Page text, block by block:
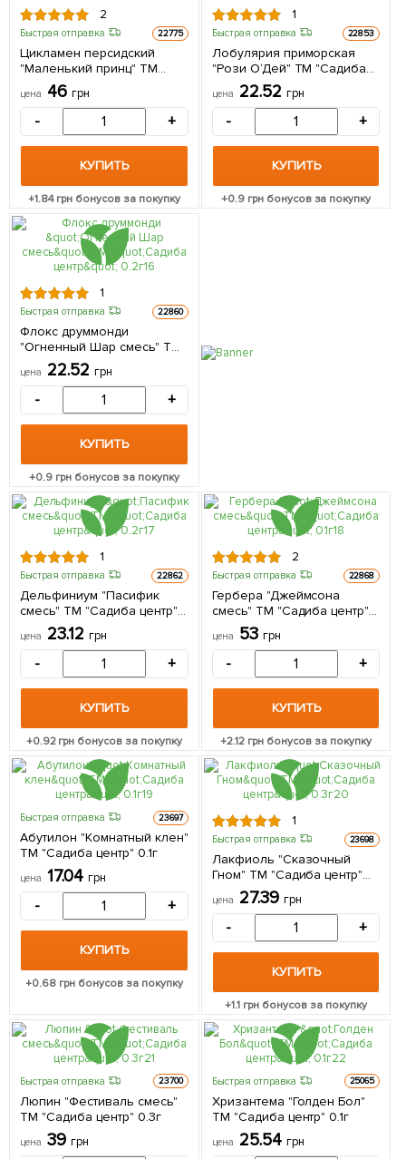
2
Быстрая отправка 22775
Цикламен персидский
"Маленький принц" ТМ
"Садиба центр" 3шт
цена 46 грн
- +
КУПИТЬ
+1.84грн бонусов за покупку
1
Быстрая отправка 22853
Лобулярия приморская
"Рози О‘Дей" ТМ "Садиба
центр" 0.1г
цена 22.52 грн
- +
КУПИТЬ
+0.9грн бонусов за покупку
1
Быстрая отправка 22860
Флокс друммонди
"Огненный Шар смесь" ТМ
"Садиба центр" 0.2г
цена 22.52 грн
- +
КУПИТЬ
+0.9 грн бонусов за покупку
1
Быстрая отправка 22862
Дельфиниум "Пасифик
смесь" ТМ "Садиба центр"
цена 23.12 грн
- +
КУПИТЬ
+0.92грн бонусов за покупку
2
Быстрая отправка 22868
Гербера "Джеймсона
смесь" ТМ "Садиба центр"
цена 53 грн
- +
КУПИТЬ
+2.12 грн бонусов за покупку
Быстрая отправка 23697
Абутилон "Комнатный клен"
ТМ "Садиба центр" 0.1г
цена 17.04 грн
- +
КУПИТЬ
+0.68 грн бонусов за покупку
1
Быстрая отправка 23698
Лакфиоль "Сказочный
Гном" ТМ "Садиба центр"
цена 27.39 грн
- +
КУПИТЬ
+1.1 грн бонусов за покупку
Быстрая отправка 23700
Люпин "Фестиваль смесь"
ТМ "Садиба центр" 0.3г
цена 39 грн
Быстрая отправка 25065
Хризантема "Голден Бол"
ТМ "Садиба центр" 0.1г
цена 25.54 грн